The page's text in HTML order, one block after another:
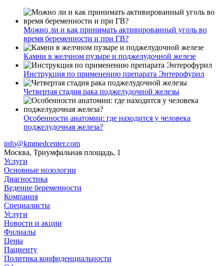
Можно ли и как принимать активированный уголь во
время беременности и при ГВ?
Камни в желчном пузыре и поджелудочной железе
Инструкция по применению препарата Энтерофурил
Четвертая стадия рака поджелудочной железы
Особенности анатомии: где находится у человека
поджелудочная железа?
info@kmmedcenter.com
Москва, Триумфальная площадь, 1
Услуги
Основные нозологии
Диагностика
Ведение беременности
Компания
Специалисты
Услуги
Новости и акции
Филиалы
Цены
Пациенту
Политика конфиденциальности